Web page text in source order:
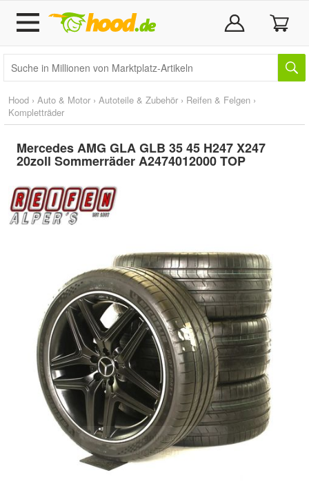
Hood › Auto & Motor › Autoteile & Zubehör › Reifen & Felgen ›
Kompletträder
Mercedes AMG GLA GLB 35 45 H247 X247
20zoll Sommerräder A2474012000 TOP
Doppelt antippen zum
vergrößern